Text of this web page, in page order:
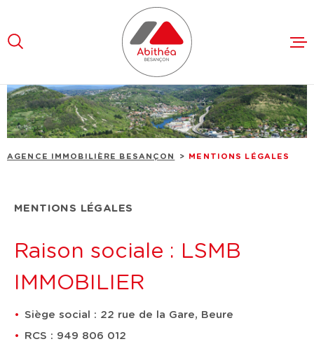
la
menu
contenu
VENTES
FAIRE
AGENCE IMMOBILIÈRE BESANÇON MENTIONS LÉGALES
MENTIONS LÉGALES
Raison sociale : LSMB
IMMOBILIER
Siège social : 22 rue de la Gare, Beure
RCS : 949 806 012